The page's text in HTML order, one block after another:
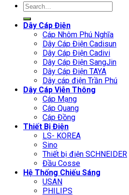
Search
for:
Dây Cáp Điện
Cáp Nhôm Phú Nghĩa
Dây Cáp Điện Cadisun
Dây Cáp Điện Cadivi
Dây Cáp Điện SangJin
Dây Cáp Điện TAYA
Dây cáp điện Trần Phú
Dây Cáp Viễn Thông
Cáp Mạng
Cáp Quang
Cáp Đồng
Thiết Bị Điện
LS- KOREA
Sino
Thiết bị điện SCHNEIDER
Đầu Cosse
Hệ Thống Chiếu Sáng
USAN
PHILIPS